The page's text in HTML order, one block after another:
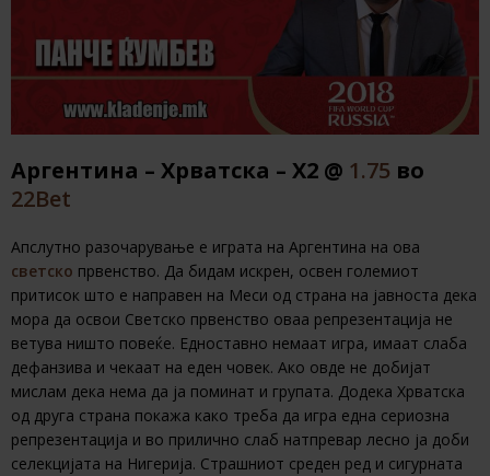
Аргентина – Хрватска – Х2 @ 1.75 во
22Bet
Апслутно разочарување е играта на Аргентина на ова
светско првенство. Да бидам искрен, освен големиот
притисок што е направен на Меси од страна на јавноста дека
мора да освои Светско првенство оваа репрезентација не
ветува ништо повеќе. Едноставно немаат игра, имаат слаба
дефанзива и чекаат на еден човек. Ако овде не добијат
мислам дека нема да ја поминат и групата. Додека Хрватска
од друга страна покажа како треба да игра една сериозна
репрезентација и во прилично слаб натпревар лесно ја доби
селекцијата на Нигерија. Страшниот среден ред и сигурната